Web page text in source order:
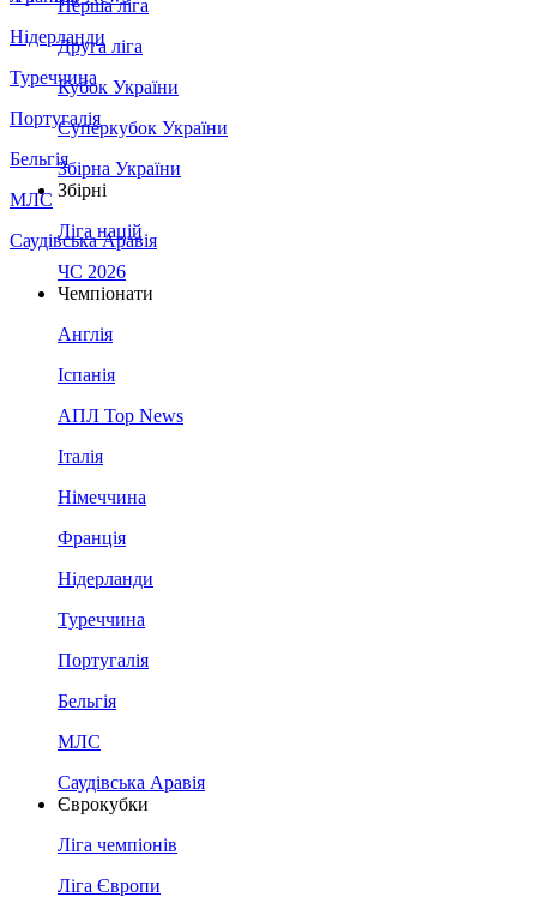
Нідерланди
Туреччина
Португалія
Бельгія
МЛС
Саудівська Аравія
Перша ліга
Друга ліга
Кубок України
Суперкубок України
Збірна України
Збірні
Ліга націй
ЧС 2026
Чемпіонати
Англія
Іспанія
АПЛ Top News
Італія
Німеччина
Франція
Нідерланди
Туреччина
Португалія
Бельгія
МЛС
Саудівська Аравія
Єврокубки
Ліга чемпіонів
Ліга Європи